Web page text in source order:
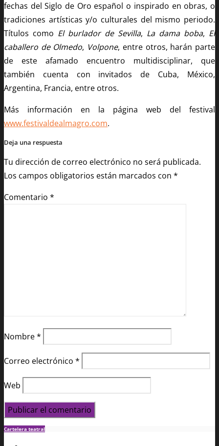
fechas del Siglo de Oro español o inspirado en obras, o
tradiciones artísticas y/o culturales del mismo periodo.
Títulos como El burlador de Sevilla, La dama boba, El
caballero de Olmedo, Volpone, entre otros, harán parte
de este afamado encuentro multidisciplinar, que
también cuenta con invitados de Cuba, México,
Argentina, Francia, entre otros.
Más información en la página web del festival
www.festivaldealmagro.com.
Deja una respuesta
Tu dirección de correo electrónico no será publicada.
Los campos obligatorios están marcados con *
Comentario *
Nombre*
Correo electrónico *
Web
Cartelera teatral